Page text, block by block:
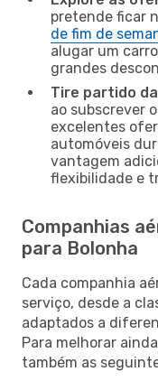
pretende ficar
de fim de
alugar um
grandes
Tire partido
ao subscrever
excelentes
automóveis
vantagem
flexibilidade e
Companhias
para Bolonha
Cada companhia
serviço, desde a
adaptados a
Para melhorar
também as